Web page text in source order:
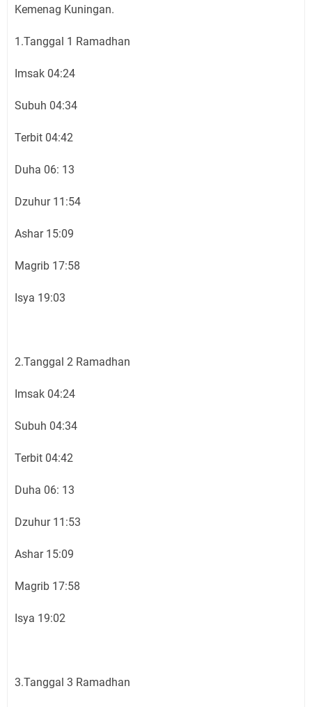
Kemenag Kuningan.
1.Tanggal 1 Ramadhan
Imsak 04:24
Subuh 04:34
Terbit 04:42
Duha 06: 13
Dzuhur 11:54
Ashar 15:09
Magrib 17:58
Isya 19:03
2.Tanggal 2 Ramadhan
Imsak 04:24
Subuh 04:34
Terbit 04:42
Duha 06: 13
Dzuhur 11:53
Ashar 15:09
Magrib 17:58
Isya 19:02
3.Tanggal 3 Ramadhan